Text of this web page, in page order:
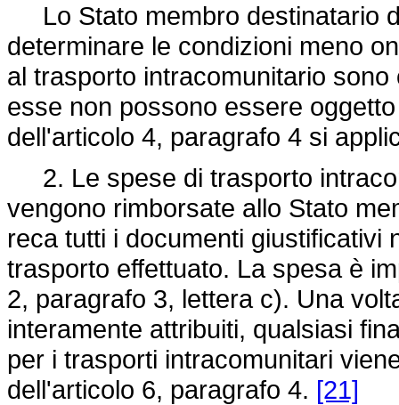
Lo Stato membro destinatario
determinare le condizioni meno
al trasporto intracomunitario
esse non possono essere
dell'articolo 4, paragrafo 4 si
2. Le spese di trasporto
vengono rimborsate allo Stato
reca tutti i documenti giustificativi
trasporto effettuato. La spesa è
2, paragrafo 3, lettera c). Una
interamente attribuiti, qualsiasi
per i trasporti intracomunitari
dell'articolo 6, paragrafo 4. [21]